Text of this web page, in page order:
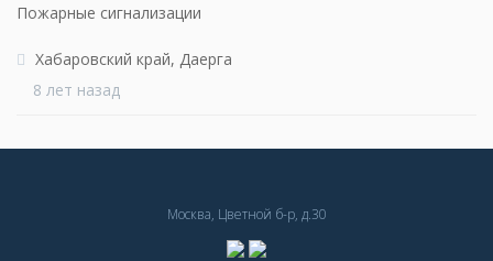
Пожарные сигнализации
8 лет назад
Хабаровский край, Даерга
Москва, Цветной б-р, д.30